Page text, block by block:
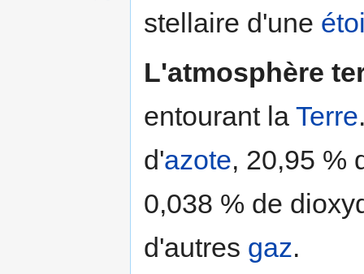
stellaire d'une
L'atmosphère
entourant la Terre
d'azote, 20,95 %
0,038 % de
d'autres gaz.